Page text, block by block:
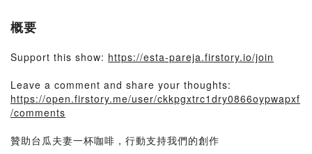
概要
Support this show: https://esta-pareja.firstory.io/join
Leave a comment and share your thoughts:
https://open.firstory.me/user/ckkpgxtrc1dry0866oypwapxf
/comments
贊助台瓜夫妻一杯咖啡，行動支持我們的創作